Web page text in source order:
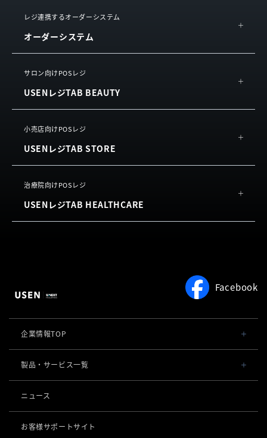
概要
機能
よくある質問
利用規約
レジ連携するオーダーシステム
オーダーシステム
USEN ハンディ
USEN Mobile Order
USEN Ticket & Pay
サロン向けPOSレジ
USENレジTAB BEAUTY
概要
機能
小売店向けPOSレジ
USENレジTAB STORE
概要
機能
治療院向けPOSレジ
USENレジTAB HEALTHCARE
Facebook
企業情報TOP
会社概要・役員一覧
社長メッセージ
製品・サービス一覧
POSレジ 他
オーダーシステム
導入事例
ニュース
お客様サポートサイト